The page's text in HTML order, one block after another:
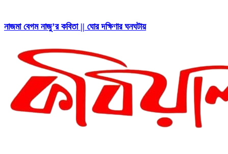
নাজমা বেগম নাজু’র কবিতা || ঘোর দক্ষিণার ঘনঘটায়